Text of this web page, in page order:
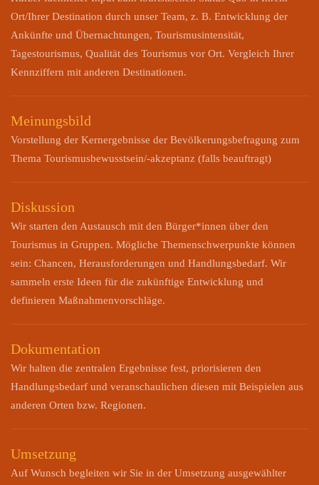
Ort/Ihrer Destination durch unser Team, z. B. Entwicklung der
Ankünfte und Übernachtungen, Tourismusintensität,
Tagestourismus, Qualität des Tourismus vor Ort. Vergleich Ihrer
Kennziffern mit anderen Destinationen.
Meinungsbild
Vorstellung der Kernergebnisse der Bevölkerungsbefragung zum
Thema Tourismusbewusstsein/-akzeptanz (falls beauftragt)
Diskussion
Wir starten den Austausch mit den Bürger*innen über den
Tourismus in Gruppen. Mögliche Themenschwerpunkte können
sein: Chancen, Herausforderungen und Handlungsbedarf. Wir
sammeln erste Ideen für die zukünftige Entwicklung und
definieren Maßnahmenvorschläge.
Dokumentation
Wir halten die zentralen Ergebnisse fest, priorisieren den
Handlungsbedarf und veranschaulichen diesen mit Beispielen aus
anderen Orten bzw. Regionen.
Umsetzung
Auf Wunsch begleiten wir Sie in der Umsetzung ausgewählter